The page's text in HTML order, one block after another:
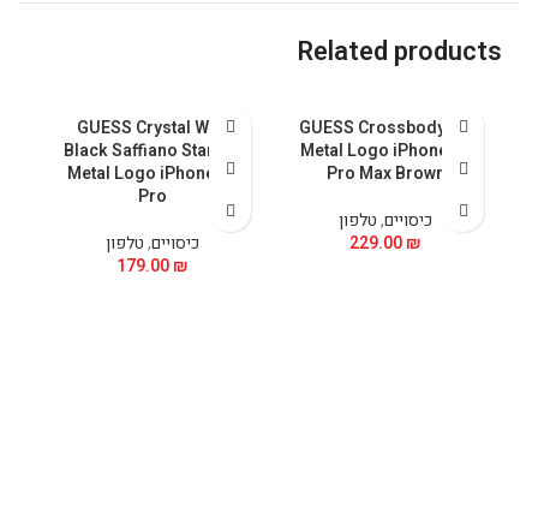
Related products
GUESS Crossbody PU
Metal Logo iPhone 15
Pro Max Brown
כיסויים,טלפון
229.00₪
GUESS Crystal With
Black Saffiano Stand &
Metal Logo iPhone 15
Pro
כיסויים,טלפון
179.00₪